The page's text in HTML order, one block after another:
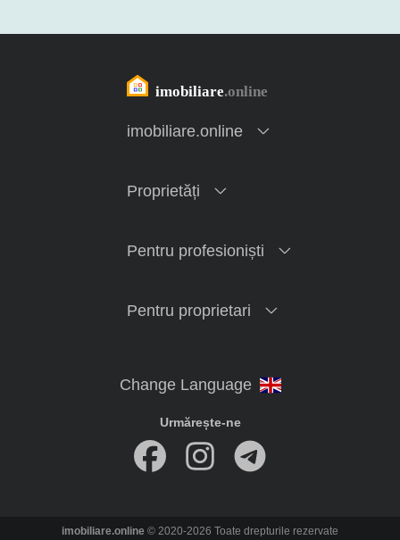
imobiliare.online
Proprietăți
Pentru profesioniști
Pentru proprietari
Urmărește-ne
imobiliare.online © 2020-2026 Toate drepturile rezervate